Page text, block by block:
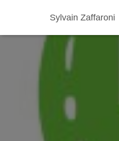
Sylvain Zaffaroni